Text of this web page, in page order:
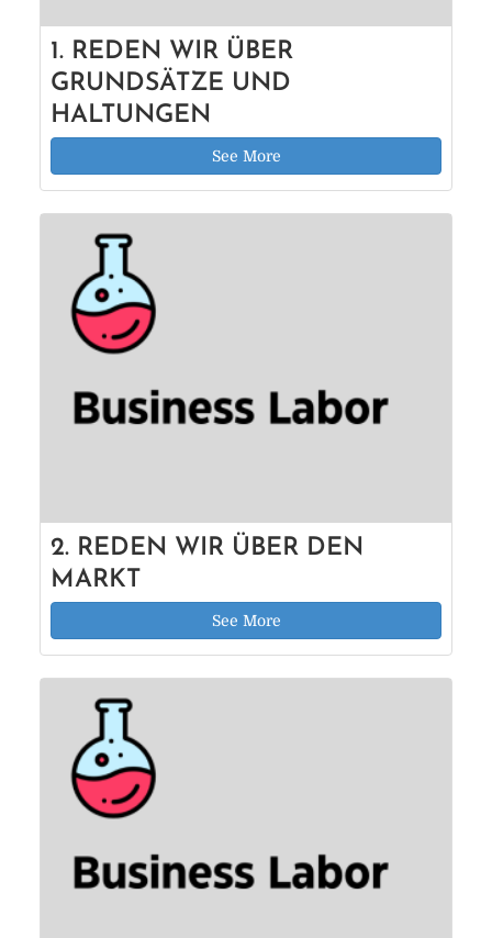
1. REDEN WIR ÜBER
GRUNDSÄTZE UND
HALTUNGEN
See More
2. REDEN WIR ÜBER DEN
MARKT
See More